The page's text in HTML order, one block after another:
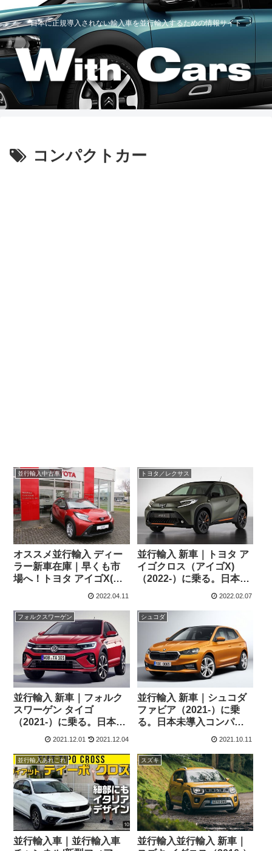
日本に正規導入されない輸入車を並行輸入するための情報サイト
コンパクトカー
並行輸入中古車
オススメ並行輸入 ディー
ラー新車在庫｜早くも市
場へ！トヨタ アイゴX(ア
イゴクロス) パルス
きS-CVT 左ハンドル
2022.04.11
トヨタ／レクサス
並行輸入 新車｜トヨタ ア
イゴクロス（アイゴX)
（2022-）に乗る。日本未
導入のクロスオーバーコ
ク・価格の情報。
2022.02.07
フォルクスワーゲン
並行輸入 新車｜フォルク
スワーゲン タイゴ
（2021-）に乗る。日本未
導入CUVの概要・スペッ
2021.12.01 2021.12.04
シュコダ
並行輸入 新車｜シュコダ
ファビア（2021-）に乗
る。日本未導入コンパク
トの概要・スペック・価
2021.10.11
並行輸入あれこれ
並行輸入車｜並行輸入車
スズキ
並行輸入並行輸入 新車｜